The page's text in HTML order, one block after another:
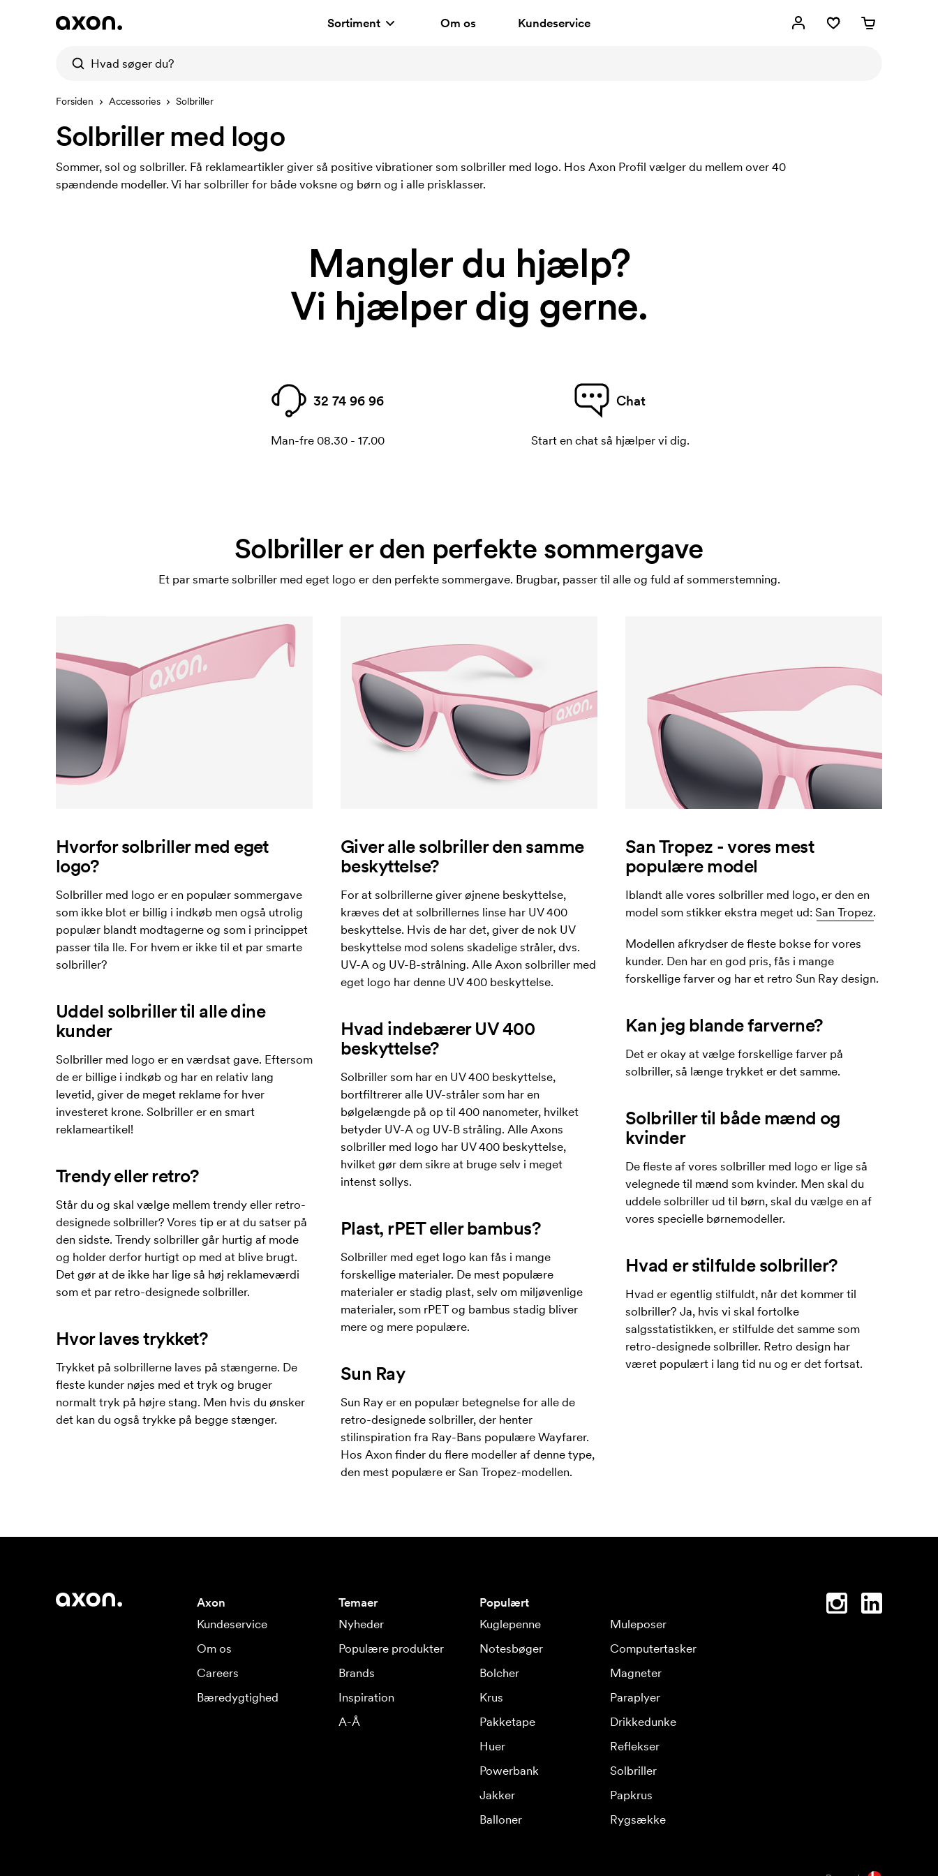
Sortiment Om os Kundeservice
Forsiden Accessories Solbriller
Solbriller med logo
Sommer, sol og solbriller. Få reklameartikler giver så positive vibrationer som solbriller med logo. Hos Axon Profil vælger du mellem over 40
spændende modeller. Vi har solbriller for både voksne og børn og i alle prisklasser.
Mangler du hjælp?
Vi hjælper dig gerne.
32 74 96 96
Man-fre 08.30 - 17.00
Chat
Start en chat så hjælper vi dig.
Solbriller er den perfekte sommergave
Et par smarte solbriller med eget logo er den perfekte sommergave. Brugbar, passer til alle og fuld af sommerstemning.
Hvorfor solbriller med eget
logo?
Solbriller med logo er en populær sommergave
som ikke blot er billig i indkøb men også utrolig
populær blandt modtagerne og som i princippet
passer tila lle. For hvem er ikke til et par smarte
solbriller?
Uddel solbriller til alle dine
kunder
Solbriller med logo er en værdsat gave. Eftersom
de er billige i indkøb og har en relativ lang
levetid, giver de meget reklame for hver
investeret krone. Solbriller er en smart
reklameartikel!
Trendy eller retro?
Står du og skal vælge mellem trendy eller retro-
designede solbriller? Vores tip er at du satser på
den sidste. Trendy solbriller går hurtig af mode
og holder derfor hurtigt op med at blive brugt.
Det gør at de ikke har lige så høj reklameværdi
som et par retro-designede solbriller.
Hvor laves trykket?
Trykket på solbrillerne laves på stængerne. De
fleste kunder nøjes med et tryk og bruger
normalt tryk på højre stang. Men hvis du ønsker
det kan du også trykke på begge stænger.
Giver alle solbriller den samme
beskyttelse?
For at solbrillerne giver øjnene beskyttelse,
kræves det at solbrillernes linse har UV 400
beskyttelse. Hvis de har det, giver de nok UV
beskyttelse mod solens skadelige stråler, dvs.
UV-A og UV-B-strålning. Alle Axon solbriller med
eget logo har denne UV 400 beskyttelse.
Hvad indebærer UV 400
beskyttelse?
Solbriller som har en UV 400 beskyttelse,
bortfiltrerer alle UV-stråler som har en
bølgelængde på op til 400 nanometer, hvilket
betyder UV-A og UV-B stråling. Alle Axons
solbriller med logo har UV 400 beskyttelse,
hvilket gør dem sikre at bruge selv i meget
intenst sollys.
Plast, rPET eller bambus?
Solbriller med eget logo kan fås i mange
forskellige materialer. De mest populære
materialer er stadig plast, selv om miljøvenlige
materialer, som rPET og bambus stadig bliver
mere og mere populære.
Sun Ray
Sun Ray er en populær betegnelse for alle de
retro-designede solbriller, der henter
stilinspiration fra Ray-Bans populære Wayfarer.
Hos Axon finder du flere modeller af denne type,
den mest populære er San Tropez-modellen.
San Tropez - vores mest
populære model
Iblandt alle vores solbriller med logo, er den en
model som stikker ekstra meget ud:San Tropez.
Modellen afkrydser de fleste bokse for vores
kunder. Den har en god pris, fås i mange
forskellige farver og har et retro Sun Ray design.
Kan jeg blande farverne?
Det er okay at vælge forskellige farver på
solbriller, så længe trykket er det samme.
Solbriller til både mænd og
kvinder
De fleste af vores solbriller med logo er lige så
velegnede til mænd som kvinder. Men skal du
uddele solbriller ud til børn, skal du vælge en af ​​
vores specielle børnemodeller.
Hvad er stilfulde solbriller?
Hvad er egentlig stilfuldt, når det kommer til
solbriller? Ja, hvis vi skal fortolke
salgsstatistikken, er stilfulde det samme som
retro-designede solbriller. Retro design har
været populært i lang tid nu og er det fortsat.
Axon
Kundeservice
Om os
Careers
Bæredygtighed
Temaer
Nyheder
Populære produkter
Brands
Inspiration
A-Å
Populært
Kuglepenne
Muleposer
Notesbøger
Computertasker
Bolcher
Magneter
Krus
Paraplyer
Pakketape
Drikkedunke
Huer
Reflekser
Powerbank
Solbriller
Jakker
Papkrus
Balloner
Rygsække